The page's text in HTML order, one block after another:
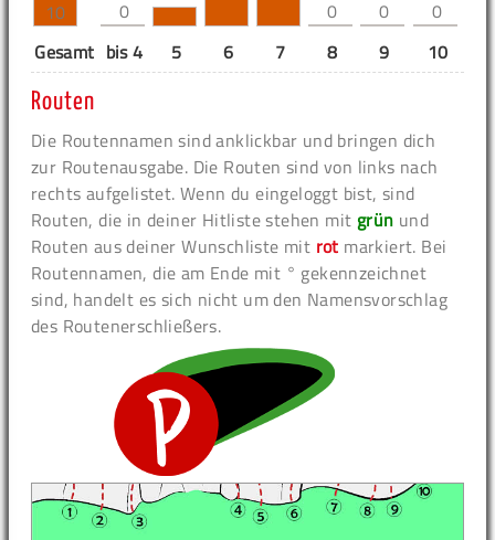
10 0 0 0 0
Gesamt bis 4 5 6 7 8 9 10
Routen
Die Routennamen sind anklickbar und bringen dich
zur Routenausgabe. Die Routen sind von links nach
rechts aufgelistet. Wenn du eingeloggt bist, sind
Routen, die in deiner Hitliste stehen mit grün und
Routen aus deiner Wunschliste mit rot markiert. Bei
Routennamen, die am Ende mit ° gekennzeichnet
sind, handelt es sich nicht um den Namensvorschlag
des Routenerschließers.